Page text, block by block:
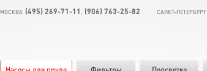
МОСКВА (495) 269-71-11 (906) 763-25-82 САНКТ-ПЕТЕРБУРГ